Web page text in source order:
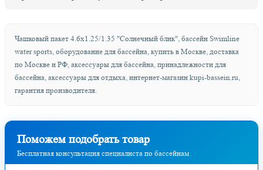
Чашковый пакет 4.6х1.25/1.35 "Солнечный блик", бассейн Swimline
water sports, оборудование для бассейна, купить в Москве, доставка
по Москве и РФ, аксессуары для бассейна, принадлежности для
бассейна, аксессуары для отдыха, интернет-магазин kupi-bassein.ru,
гарантия производителя.
Поможем подобрать товар
Бесплатная консультация специалиста по бассейнам